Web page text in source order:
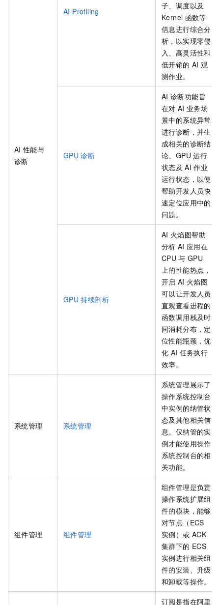
AI 性能与
诊断
AI Profiling
子、调度以及
Kernel 函数等
信息进行综合分
析，以实现零侵
入、高灵活性和
低开销的 AI 观
测作业。
GPU 诊断
AI 诊断功能旨
在对 AI 业务场
景中的系统异常
进行诊断，并生
成相关的诊断结
论、GPU 运行
状态及 AI 作业
运行状态，以便
帮助开发人员快
速定位应用中的
问题。
GPU 持续剖析
AI 火焰图帮助
分析 AI 应用在
CPU 与 GPU
上的性能热点，
开启 AI 火焰图
可以让开发人员
直观查看进程的
函数调用栈及时
间消耗分布，定
位性能瓶颈，优
化 AI 任务执行
效率。
系统管理 系统管理
系统管理展示了
操作系统控制台
中实例的纳管状
态及其他相关信
息。仅纳管的实
例才能使用操作
系统控制台的相
关功能。
组件管理 组件管理
组件管理是负责
操作系统扩展组
件的模块，能够
对节点（ECS
实例）或 ACK
集群下的 ECS
实例进行相关组
件的安装、升级
和卸载等操作。
订阅是指在阿里